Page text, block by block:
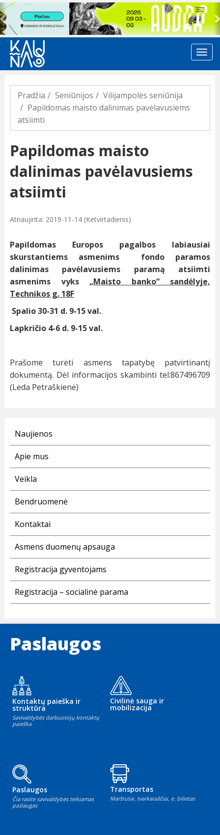
Previous
Pradžia Seniūnijos
Vilijampolės seniūnija
Papildomas maisto dalinimas pavėlavusiems
atsiimti
Papildomas maisto
dalinimas pavėlavusiems
atsiimti
Atnaujinta: 2019-11-14 (Ketvirtadienis)
Papildomas Europos pagalbos labiausiai
skurstantiems asmenims fondo paramos
dalinimas pavėlavusiems paramą atsiimti
asmenims vyks „Maisto banko“ sandėlyje,
Technikos g. 18F
Spalio 30-31 d. 9-15 val.
Lapkričio 4-6 d. 9-15 val.
Prašome turėti asmens tapatybę patvirtinantį
dokumentą. Dėl informacijos skambinti tel:867496709
(Leda Petraškienė)
Naujienos
Apie mus
Veikla
Bendruomenė
Kontaktai
Asmens duomenų apsauga
Registracija gyventojams
Registracija – socialinė parama
Paslaugos
Kontaktų paieška ir
struktūra
Savivaldybės darbuotojų kontaktų
paieška
Civilinė sauga ir
mobilizacija
Paslaugos
Čia rasite savivaldybės teikiamas
paslaugas
Transportas
Maršrutai, tvarkaraščiai, e. bilietas